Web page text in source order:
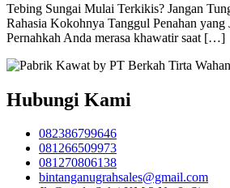
Tebing Sungai Mulai Terkikis? Jangan
Rahasia Kokohnya Tanggul Penahan yang
Pernahkah Anda merasa khawatir saat […]
Hubungi Kami
082386799646
081266509973
081270806138
bintanganugrahsales@gmail.com